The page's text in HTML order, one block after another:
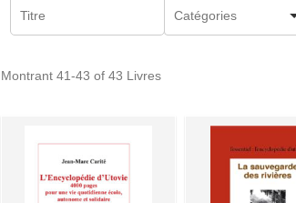
Montrant 41-43 of 43 Livres